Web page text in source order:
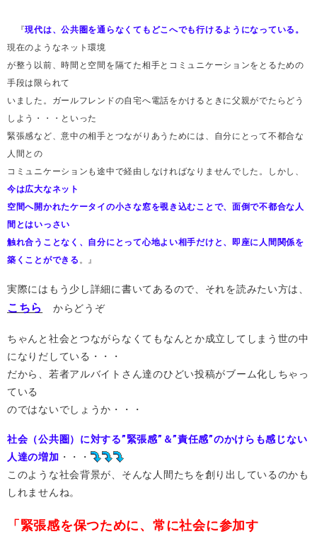
『現代は、公共圏を通らなくてもどこへでも行けるようになっている。
現在のようなネット環境
が整う以前、時間と空間を隔てた相手とコミュニケーションをとるための
手段は限られて
いました。ガールフレンドの自宅へ電話をかけるときに父親がでたらどう
しよう・・・といった
緊張感など、意中の相手とつながりあうためには、自分にとって不都合な
人間との
コミュニケーションも途中で経由しなければなりませんでした。しかし、
今は広大なネット
空間へ開かれたケータイの小さな窓を覗き込むことで、面倒で不都合な人
間とはいっさい
触れ合うことなく、自分にとって心地よい相手だけと、即座に人間関係を
築くことができる 。』
実際にはもう少し詳細に書いてあるので、それを読みたい方は、
こちら からどうぞ
ちゃんと社会とつながらなくてもなんとか成立してしまう世の中
になりだしている・・・
だから、若者アルバイトさん達のひどい投稿がブーム化しちゃっ
ている
のではないでしょうか・・・
社会（公共圏）に対する”緊張感”＆”責任感”のかけらも感じない
人達の増加 ・・・
このような社会背景が、そんな人間たちを創り出しているのかも
しれませんね。
「緊張感を保つために、常に社会に参加す